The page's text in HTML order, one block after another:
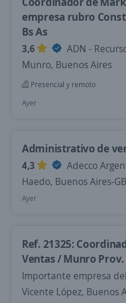
empresa rubro
Bs As
3,6
ADN -
Munro, Buenos Aires
Presencial y remoto
Ayer
Administrativo de
4,3
Adecco
Haedo, Buenos Aires-
Ayer
Ref. 21325:
Ventas / Munro Prov.
Importante empresa
Vicente López, Buenos